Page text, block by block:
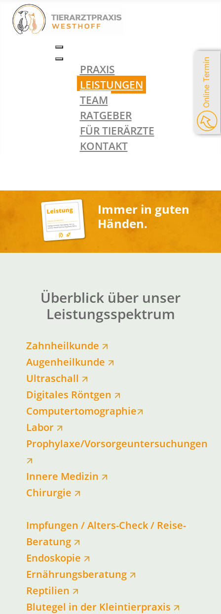
Online Termin
PRAXIS
LEISTUNGEN
TEAM
RATGEBER
FÜR TIERÄRZTE
KONTAKT
Immer in guten
Händen.
Überblick über unser
Leistungsspektrum
Zahnheilkunde
Augenheilkunde
Ultraschall
Digitales Röntgen
Computertomographie
Labor
Prophylaxe/Vorsorgeuntersuchungen
Innere Medizin
Chirurgie
Impfungen / Alters-Check / Reise-
Beratung
Endoskopie
Ernährungsberatung
Reptilien
Blutegel in der Kleintierpraxis